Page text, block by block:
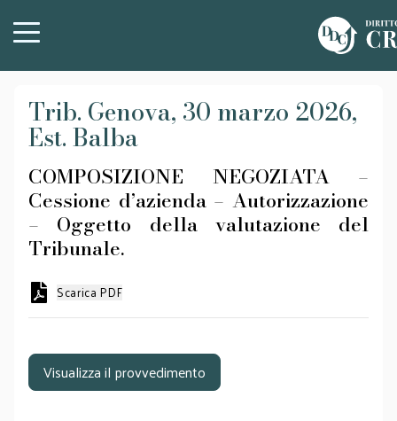
Trib. Genova, 30 marzo 2026,
Est. Balba
COMPOSIZIONE NEGOZIATA –
Cessione d’azienda – Autorizzazione
– Oggetto della valutazione del
Tribunale.
Scarica PDF
Visualizza il provvedimento